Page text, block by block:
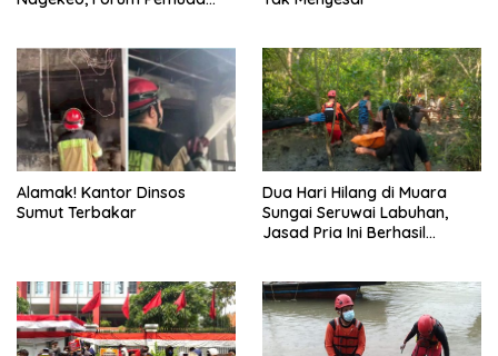
Jawab
Alamak! Kantor Dinsos
Sumut Terbakar
Dua Hari Hilang di Muara
Sungai Seruwai Labuhan,
Jasad Pria Ini Berhasil